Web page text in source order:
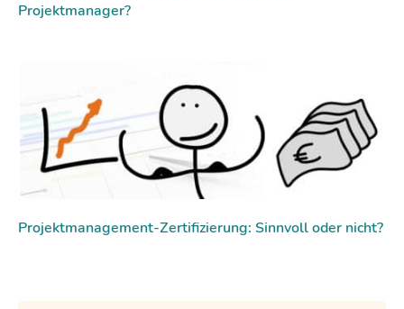
Projektmanager?
Projektmanagement-Zertifizierung: Sinnvoll oder nicht?